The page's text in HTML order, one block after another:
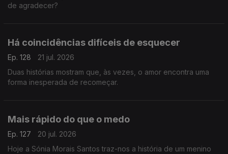
de agradecer?
Há coincidências difíceis de esquecer
Ep. 128
21 jul. 2026
Duas histórias mostram que, às vezes, o amor encontra uma
forma inesperada de recomeçar.
Mais rápido do que o medo
Ep. 127
20 jul. 2026
Hoje a Sónia Morais Santos traz-nos a história de um menino